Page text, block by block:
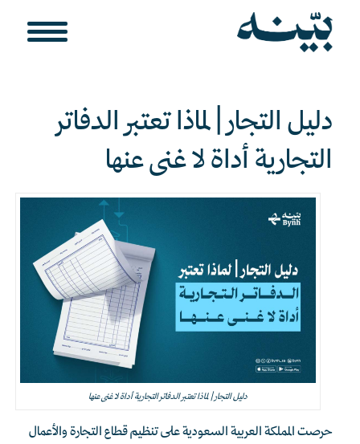
دليل التجار | لماذا تعتبر الدفاتر
التجارية أداة لا غنى عنها
دليل التجار | لماذا تعتبر الدفاتر التجارية أداة لا غنى عنها
حرصت المملكة العربية السعودية على تنظيم قطاع التجارة والأعمال